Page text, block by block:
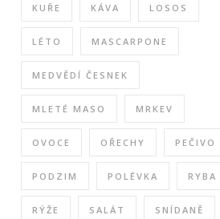
KUŘE KÁVA LOSOS
LÉTO MASCARPONE
MEDVĚDÍ ČESNEK
MLETÉ MASO MRKEV
OVOCE OŘECHY PEČIVO
PODZIM POLÉVKA RYBA
RÝŽE SALÁT SNÍDANĚ